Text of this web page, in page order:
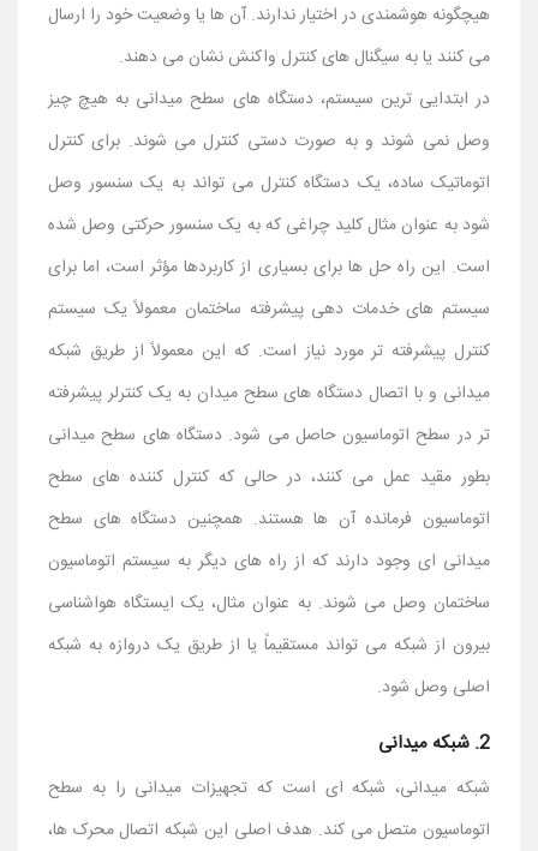
هیچگونه هوشمندی در اختیار ندارند. آن ها یا وضعیت خود را ارسال
می کنند یا به سیگنال های کنترل واکنش نشان می دهند.
در ابتدایی ترین سیستم، دستگاه های سطح میدانی به هیچ چیز
وصل نمی شوند و به صورت دستی کنترل می شوند. برای کنترل
اتوماتیک ساده، یک دستگاه کنترل می تواند به یک سنسور وصل
شود به عنوان مثال کلید چراغی که به یک سنسور حرکتی وصل شده
است. این راه حل ها برای بسیاری از کاربردها مؤثر است، اما برای
سیستم های خدمات دهی پیشرفته ساختمان معمولاً یک سیستم
کنترل پیشرفته تر مورد نیاز است. که این معمولاً از طریق شبکه
میدانی و با اتصال دستگاه های سطح میدان به یک کنترلر پیشرفته
تر در سطح اتوماسیون حاصل می شود. دستگاه های سطح میدانی
بطور مقید عمل می کنند، در حالی که کنترل کننده های سطح
اتوماسیون فرمانده آن ها هستند. همچنین دستگاه های سطح
میدانی ای وجود دارند که از راه های دیگر به سیستم اتوماسیون
ساختمان وصل می شوند. به عنوان مثال، یک ایستگاه هواشناسی
بیرون از شبکه می تواند مستقیماً یا از طریق یک دروازه به شبکه
اصلی وصل شود.
2. شبکه میدانی
شبکه میدانی، شبکه ای است که تجهیزات میدانی را به سطح
اتوماسیون متصل می کند. هدف اصلی این شبکه اتصال محرک ها،